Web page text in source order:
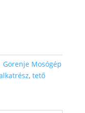
Mosógép
, tető